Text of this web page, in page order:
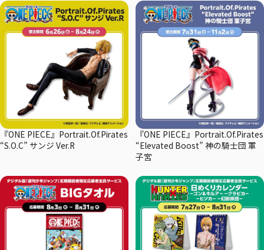
『ONE PIECE』Portrait.Of.Pirates
“S.O.C” サンジ Ver.R
『ONE PIECE』Portrait.Of.Pirates
“Elevated Boost” 神の騎士団 軍
子宮